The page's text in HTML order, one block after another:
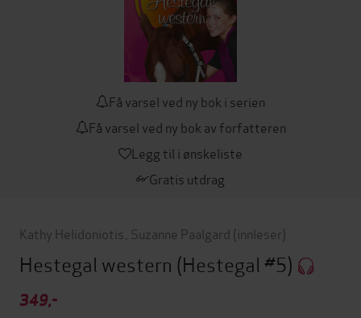
Få varsel ved ny bok i serien
Få varsel ved ny bok av forfatteren
Legg til i ønskeliste
Gratis utdrag
Kathy Helidoniotis Suzanne Paalgard (innleser)
Hestegal western (Hestegal #5)
349,-